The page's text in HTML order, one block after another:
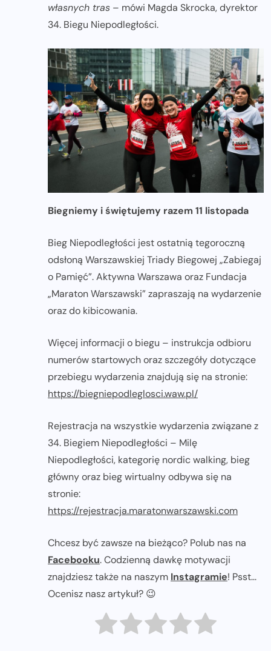
własnych tras – mówi Magda Skrocka, dyrektor
34. Biegu Niepodległości.
Biegniemy i świętujemy razem 11 listopada
Bieg Niepodległości jest ostatnią tegoroczną
odsłoną Warszawskiej Triady Biegowej „Zabiegaj
o Pamięć”. Aktywna Warszawa oraz Fundacja
„Maraton Warszawski” zapraszają na wydarzenie
oraz do kibicowania.
Więcej informacji o biegu – instrukcja odbioru
numerów startowych oraz szczegóły dotyczące
przebiegu wydarzenia znajdują się na stronie:
https://biegniepodleglosci.waw.pl/
Rejestracja na wszystkie wydarzenia związane z
34. Biegiem Niepodległości – Milę
Niepodległości, kategorię nordic walking, bieg
główny oraz bieg wirtualny odbywa się na
stronie:
https://rejestracja.maratonwarszawski.com
Chcesz być zawsze na bieżąco? Polub nas na
Facebooku. Codzienną dawkę motywacji
znajdziesz także na naszym Instagramie! Psst...
Ocenisz nasz artykuł? 😉